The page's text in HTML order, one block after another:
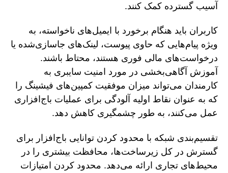
آسیب گسترده کمک کنند.
کاربران باید هنگام برخورد با ایمیل‌های ناخواسته، به
ویژه پیام‌هایی که حاوی پیوست، لینک‌های جاسازی‌شده یا
درخواست‌های مالی فوری هستند، محتاط باشند.
آموزش آگاهی‌بخشی در مورد امنیت سایبری به
کارمندان می‌تواند میزان موفقیت کمپین‌های فیشینگ را
که به عنوان نقاط اولیه آلودگی برای عملیات باج‌افزاری
عمل می‌کنند، به طور چشمگیری کاهش دهد.
تقسیم‌بندی شبکه با محدود کردن توانایی باج‌افزار برای
گسترش در کل زیرساخت‌ها، محافظت بیشتری را در
محیط‌های تجاری ارائه می‌دهد. محدود کردن امتیازات